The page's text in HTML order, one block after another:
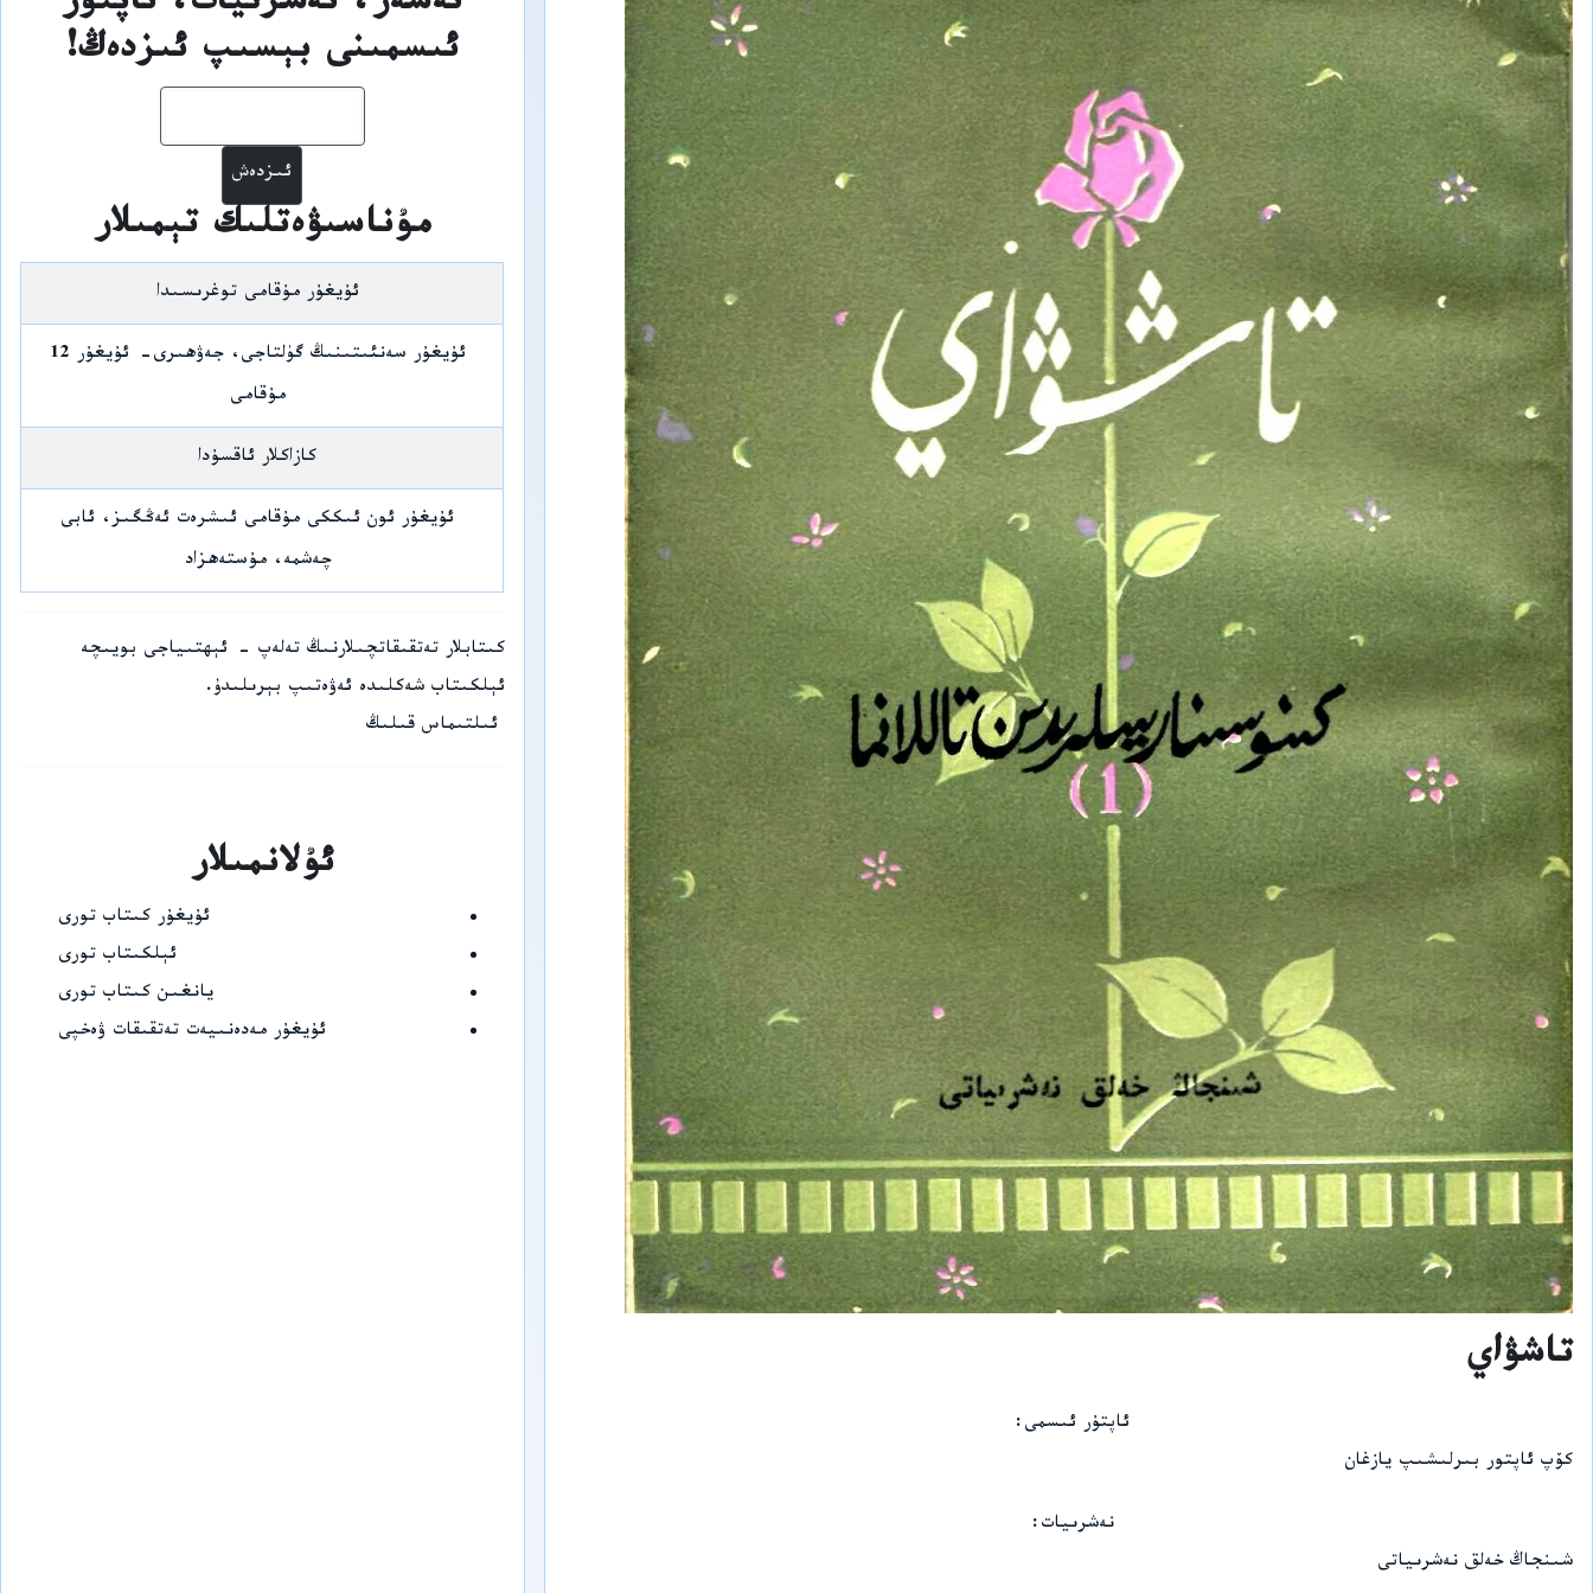
ت
ە
ت
ى
ق
ا
ت
ى
ش
ن
ج
ڭ
ئ
ى
ج
ت
ى
م
ا
ئ
ى
ي
پ
ە
ن
ل
ە
ر
م
ۇ
ن
ب
ى
ر
ى
ش
ن
ج
ڭ
ئ
ى
ج
ت
ى
م
ا
ئ
ى
ي
پ
ە
ن
ل
ى
ر
ى
ش
ى
ن
ج
تاشۋاي
ئاپتۇر ئىسمى
كۆپ ئاپتور بىرلىشىپ يازغان
نەشرىيات
شىنجاڭ خەلق نەشرىياتى
ئىسمىنى بېسىپ ئىزدەڭ!
مۇناسىۋەتلىك تېمىلار
ئۇيغۇر مۇقامى توغرىسىدا
ئۇيغۇر سەنئىتىنىڭ گۈلتاجى، جەۋھىرى- ئۇيغۇر 12
مۇقامى
كازاكلار ئاقسۇدا
ئۇيغۇر ئون ئىككى مۇقامى ئىشرەت ئەڭگىز، ئابى
چەشمە، مۇستەھزاد
كىتابلار تەتقىقاتچىلارنىڭ تەلەپ - ئېھتىياجى بويىچە
ئېلكىتاب شەكلىدە ئەۋەتىپ بېرىلىدۇ.
ئىلتىماس قىلىڭ
ئۇلانمىلار
ئۇيغۇر كىتاب تورى
ئېلكىتاب تورى
يانغىن كىتاب تورى
ئۇيغۇر مەدەنىيەت تەتقىقات ۋەخپى